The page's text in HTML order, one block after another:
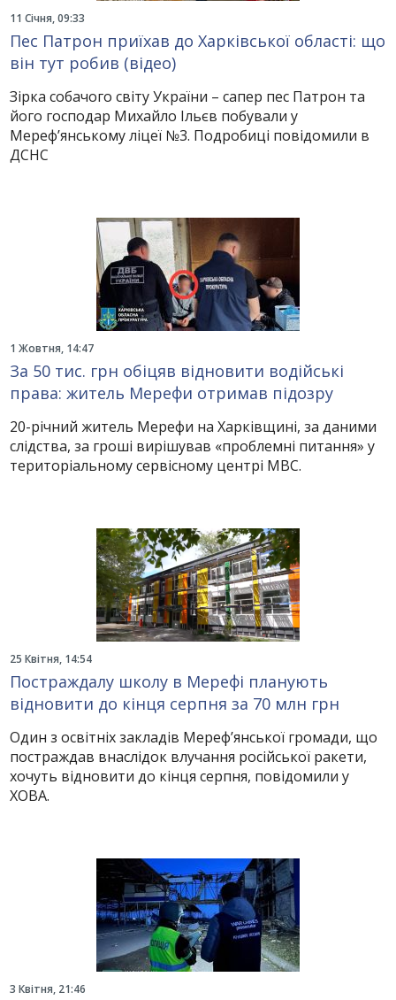
11 Січня, 09:33
Пес Патрон приїхав до Харківської області: що
він тут робив (відео)
Зірка собачого світу України – сапер пес Патрон та
його господар Михайло Ільєв побували у
Мереф’янському ліцеї №3. Подробиці повідомили в
ДСНС
1 Жовтня, 14:47
За 50 тис. грн обіцяв відновити водійські
права: житель Мерефи отримав підозру
20-річний житель Мерефи на Харківщині, за даними
слідства, за гроші вирішував «проблемні питання» у
територіальному сервісному центрі МВС.
25 Квітня, 14:54
Постраждалу школу в Мерефі планують
відновити до кінця серпня за 70 млн грн
Один з освітніх закладів Мереф’янської громади, що
постраждав внаслідок влучання російської ракети,
хочуть відновити до кінця серпня, повідомили у
ХОВА.
3 Квітня, 21:46